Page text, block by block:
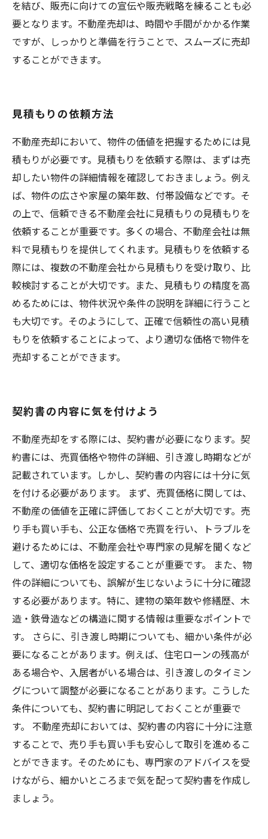
を結び、販売に向けての宣伝や販売戦略を練ることも必
要となります。不動産売却は、時間や手間がかかる作業
ですが、しっかりと準備を行うことで、スムーズに売却
することができます。
見積もりの依頼方法
不動産売却において、物件の価値を把握するためには見
積もりが必要です。見積もりを依頼する際は、まずは売
却したい物件の詳細情報を確認しておきましょう。例え
ば、物件の広さや家屋の築年数、付帯設備などです。そ
の上で、信頼できる不動産会社に見積もりの見積もりを
依頼することが重要です。多くの場合、不動産会社は無
料で見積もりを提供してくれます。見積もりを依頼する
際には、複数の不動産会社から見積もりを受け取り、比
較検討することが大切です。また、見積もりの精度を高
めるためには、物件状況や条件の説明を詳細に行うこと
も大切です。そのようにして、正確で信頼性の高い見積
もりを依頼することによって、より適切な価格で物件を
売却することができます。
契約書の内容に気を付けよう
不動産売却をする際には、契約書が必要になります。契
約書には、売買価格や物件の詳細、引き渡し時期などが
記載されています。しかし、契約書の内容には十分に気
を付ける必要があります。 まず、売買価格に関しては、
不動産の価値を正確に評価しておくことが大切です。売
り手も買い手も、公正な価格で売買を行い、トラブルを
避けるためには、不動産会社や専門家の見解を聞くなど
して、適切な価格を設定することが重要です。 また、物
件の詳細についても、誤解が生じないように十分に確認
する必要があります。特に、建物の築年数や修繕歴、木
造・鉄骨造などの構造に関する情報は重要なポイントで
す。 さらに、引き渡し時期についても、細かい条件が必
要になることがあります。例えば、住宅ローンの残高が
ある場合や、入居者がいる場合は、引き渡しのタイミン
グについて調整が必要になることがあります。こうした
条件についても、契約書に明記しておくことが重要で
す。 不動産売却においては、契約書の内容に十分に注意
することで、売り手も買い手も安心して取引を進めるこ
とができます。そのためにも、専門家のアドバイスを受
けながら、細かいところまで気を配って契約書を作成し
ましょう。